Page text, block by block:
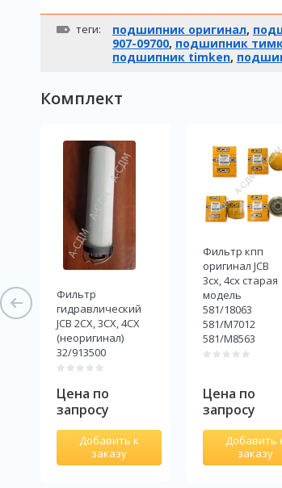
теги: подшипник оригинал,
907-09700, подшипник
подшипник timken,
Комплект
Фильтр
гидравлический
JCB 2CX, 3CX, 4CX
(неоригинал)
32/913500
Цена по
запросу
Добавить к
заказу
Фильтр кпп
оригинал JCB
3cx, 4cx старая
модель
581/18063
581/M7012
581/M8563
Цена по
запросу
Добавить
заказу